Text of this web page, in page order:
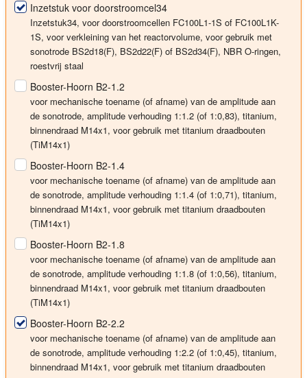
Inzetstuk voor doorstroomcel34
Inzetstuk34, voor doorstroomcellen FC100L1-1S of FC100L1K-
1S, voor verkleining van het reactorvolume, voor gebruik met
sonotrode BS2d18(F), BS2d22(F) of BS2d34(F), NBR O-ringen,
roestvrij staal
Booster-Hoorn B2-1.2
voor mechanische toename (of afname) van de amplitude aan
de sonotrode, amplitude verhouding 1:1.2 (of 1:0,83), titanium,
binnendraad M14x1, voor gebruik met titanium draadbouten
(TiM14x1)
Booster-Hoorn B2-1.4
voor mechanische toename (of afname) van de amplitude aan
de sonotrode, amplitude verhouding 1:1.4 (of 1:0,71), titanium,
binnendraad M14x1, voor gebruik met titanium draadbouten
(TiM14x1)
Booster-Hoorn B2-1.8
voor mechanische toename (of afname) van de amplitude aan
de sonotrode, amplitude verhouding 1:1.8 (of 1:0,56), titanium,
binnendraad M14x1, voor gebruik met titanium draadbouten
(TiM14x1)
Booster-Hoorn B2-2.2
voor mechanische toename (of afname) van de amplitude aan
de sonotrode, amplitude verhouding 1:2.2 (of 1:0,45), titanium,
binnendraad M14x1, voor gebruik met titanium draadbouten